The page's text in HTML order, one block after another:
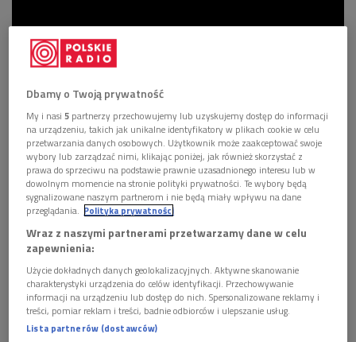
Źródło: YouTube Polskiego Radia
W utworze"EUROPA 67/21"
wiersze Tadeusza Różewicza, Zbigniewa Herberta, Czesława
Miłosza, Kazimierza Przerwy-Tetmajera, Wisławy
Szymborskiej. Projekt jest odniesieniem do najważniejszego
dzieła Krzysztofa Komedy "Moja słodka europejska
Dbamy o Twoją prywatność
My i nasi5 partnerzy przechowujemy lub uzyskujemy dostęp do informacji
na urządzeniu, takich jak unikalne identyfikatory w plikach cookie w celu
przetwarzania danych osobowych. Użytkownik może zaakceptować swoje
wybory lub zarządzać nimi, klikając poniżej, jak również skorzystać z
prawa do sprzeciwu na podstawie prawnie uzasadnionego interesu lub w
dowolnym momencie na stronie polityki prywatności. Te wybory będą
sygnalizowane naszym partnerom i nie będą miały wpływu na dane
przeglądania. Polityka prywatności
Wraz z naszymi partnerami przetwarzamy dane w celu
zapewnienia:
Użycie dokładnych danych geolokalizacyjnych. Aktywne skanowanie
charakterystyki urządzenia do celów identyfikacji. Przechowywanie
informacji na urządzeniu lub dostęp do nich. Spersonalizowane reklamy i
treści, pomiar reklam i treści, badnie odbiorców i ulepszanie usług.
Lista partnerów (dostawców)